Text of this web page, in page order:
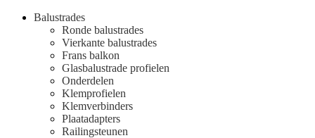
Balustrades
Ronde balustrades
Vierkante balustrades
Frans balkon
Glasbalustrade profielen
Onderdelen
Klemprofielen
Klemverbinders
Plaatadapters
Railingsteunen